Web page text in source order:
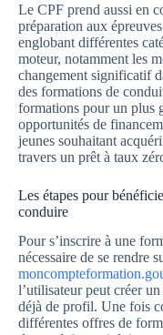
Le CPF prend aussi en
préparation aux
englobant différentes
moteur, notamment les
changement significatif
des formations de
formations pour un plus
opportunités de
jeunes souhaitant
travers un prêt à taux
Les étapes pour
conduire
Pour s’inscrire à une
nécessaire de se rendre
l’utilisateur peut créer
déjà de profil. Une fois
différentes offres de